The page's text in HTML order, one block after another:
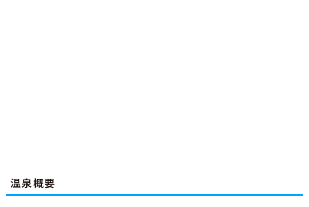
温泉概要